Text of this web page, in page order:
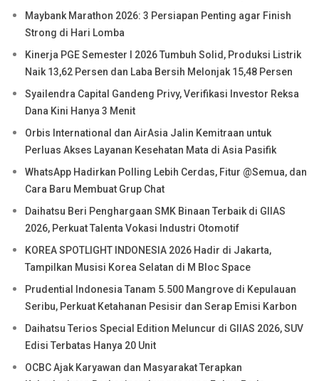
Maybank Marathon 2026: 3 Persiapan Penting agar Finish
Strong di Hari Lomba
Kinerja PGE Semester I 2026 Tumbuh Solid, Produksi Listrik
Naik 13,62 Persen dan Laba Bersih Melonjak 15,48 Persen
Syailendra Capital Gandeng Privy, Verifikasi Investor Reksa
Dana Kini Hanya 3 Menit
Orbis International dan AirAsia Jalin Kemitraan untuk
Perluas Akses Layanan Kesehatan Mata di Asia Pasifik
WhatsApp Hadirkan Polling Lebih Cerdas, Fitur @Semua, dan
Cara Baru Membuat Grup Chat
Daihatsu Beri Penghargaan SMK Binaan Terbaik di GIIAS
2026, Perkuat Talenta Vokasi Industri Otomotif
KOREA SPOTLIGHT INDONESIA 2026 Hadir di Jakarta,
Tampilkan Musisi Korea Selatan di M Bloc Space
Prudential Indonesia Tanam 5.500 Mangrove di Kepulauan
Seribu, Perkuat Ketahanan Pesisir dan Serap Emisi Karbon
Daihatsu Terios Special Edition Meluncur di GIIAS 2026, SUV
Edisi Terbatas Hanya 20 Unit
OCBC Ajak Karyawan dan Masyarakat Terapkan